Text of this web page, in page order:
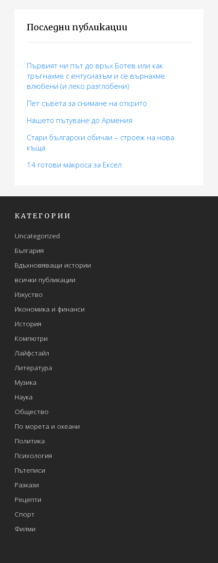
Последни публикации
Първият ни път до връх Ботев или как
тръгнахме с ентусиазъм и се върнахме
влюбени (и леко разглобени)
Пет съвета за снимане на открито
Нашето пътуване до Армения
Стари български обичаи – строеж на нова
къща
14 готови макросa за Ексел
КАТЕГОРИИ
Uncategorized
България
Вдъхновяващи истории
всички публикации
Изкуство
Икономика и финанси
История
Компютри
Лайфстайл
Литература
Музика
Наука
Общество
По морета и океани
Политика
Психология
Пътеписи
Разкази
Рецепти
Спорт
Филми